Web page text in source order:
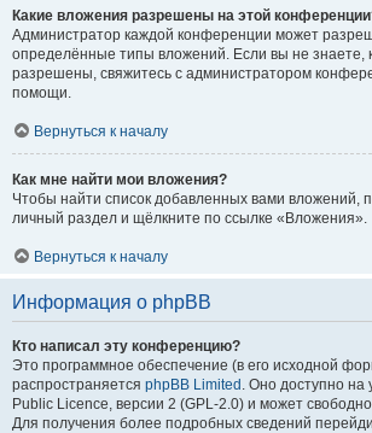
Какие вложения разрешены на этой
Администратор каждой конференции может
определённые типы вложений. Если вы не знаете,
разрешены, свяжитесь с администратором
помощи.
Вернуться к началу
Как мне найти мои вложения?
Чтобы найти список добавленных вами вложений,
личный раздел и щёлкните по ссылке «Вложения».
Вернуться к началу
Информация о phpBB
Кто написал эту конференцию?
Это программное обеспечение (в его исходной
распространяется phpBB Limited . Оно доступно на
Public Licence, версии 2 (GPL-2.0) и может
Для получения более подробных сведений